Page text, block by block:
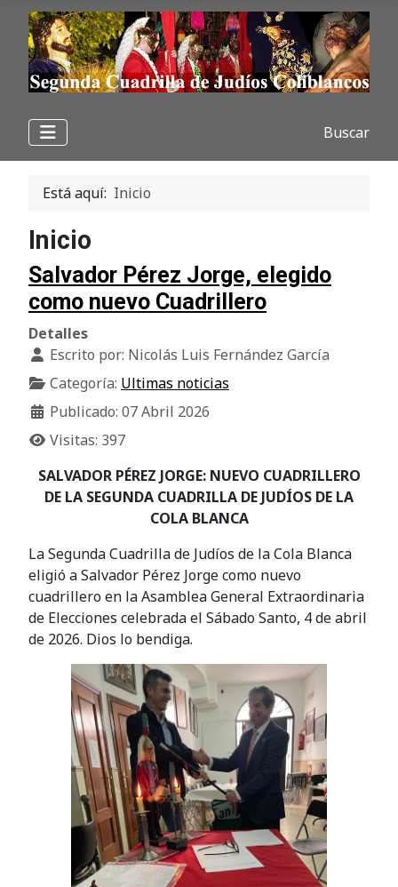
Buscar
Está aquí: Inicio
Inicio
Salvador Pérez Jorge, elegido
como nuevo Cuadrillero
Detalles
Escrito por: Nicolás Luis Fernández García
Categoría: Ultimas noticias
Publicado: 07 Abril 2026
Visitas: 397
SALVADOR PÉREZ JORGE: NUEVO CUADRILLERO
DE LA SEGUNDA CUADRILLA DE JUDÍOS DE LA
COLA BLANCA
La Segunda Cuadrilla de Judíos de la Cola Blanca
eligió a Salvador Pérez Jorge como nuevo
cuadrillero en la Asamblea General Extraordinaria
de Elecciones celebrada el Sábado Santo, 4 de abril
de 2026. Dios lo bendiga.